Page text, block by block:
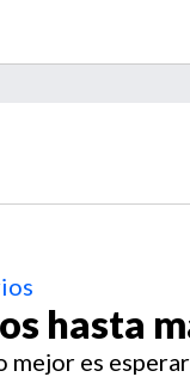
hasta
mejor es